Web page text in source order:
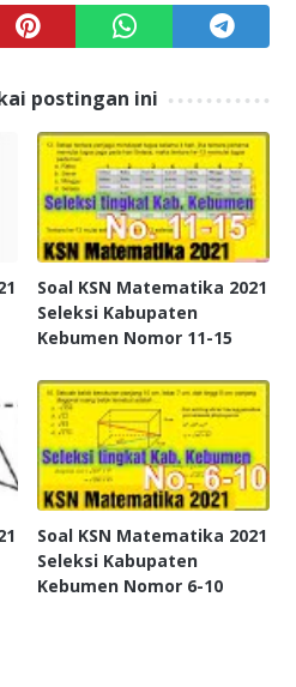
postingan ini
Soal KSN Matematika 2021
Seleksi Kabupaten
Kebumen Nomor 11-15
Soal KSN Matematika 2021
Seleksi Kabupaten
Kebumen Nomor 6-10